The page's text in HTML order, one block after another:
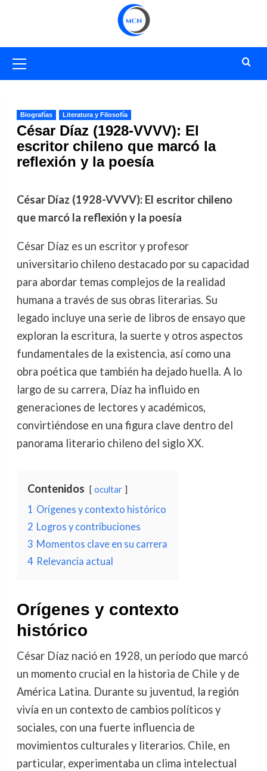
primario
Biografías Literatura y Filosofía
César Díaz (1928-VVVV): El
escritor chileno que marcó la
reflexión y la poesía
César Díaz (1928-VVVV): El escritor chileno
que marcó la reflexión y la poesía
César Díaz es un escritor y profesor
universitario chileno destacado por su capacidad
para abordar temas complejos de la realidad
humana a través de sus obras literarias. Su
legado incluye una serie de libros de ensayo que
exploran la escritura, la suerte y otros aspectos
fundamentales de la existencia, así como una
obra poética que también ha dejado huella. A lo
largo de su carrera, Díaz ha influido en
generaciones de lectores y académicos,
convirtiéndose en una figura clave dentro del
panorama literario chileno del siglo XX.
Contenidos ocultar
1 Orígenes y contexto histórico
2 Logros y contribuciones
3 Momentos clave en su carrera
4 Relevancia actual
Orígenes y contexto
histórico
César Díaz nació en 1928, un período que marcó
un momento crucial en la historia de Chile y de
América Latina. Durante su juventud, la región
vivía en un contexto de cambios políticos y
sociales, con una fuerte influencia de
movimientos culturales y literarios. Chile, en
particular, experimentaba un clima intelectual